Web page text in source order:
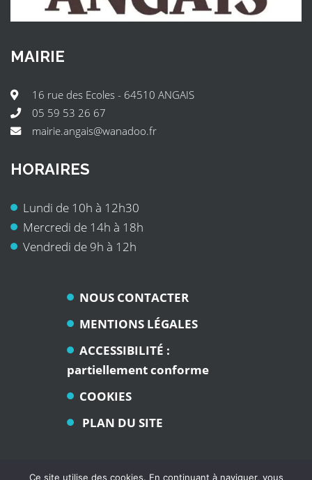
MAIRIE
16 rue des Ecoles - 64510 ANGAIS
05 59 53 26 67
mairie.angais@wanadoo.fr
HORAIRES
Lundi de 10h à 12h30
Mercredi de 14h à 18h
Vendredi de 9h à 12h
NOUS CONTACTER
MENTIONS LÉGALES
ACCESSIBILITÉ :
partiellement conforme
COOKIES
PLAN DU SITE
Ce site utilise des cookies. En continuant à naviguer, vous